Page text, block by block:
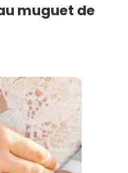
muguet de